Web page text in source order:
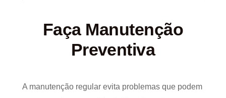
Faça Manutenção
Preventiva
A manutenção regular evita problemas que podem